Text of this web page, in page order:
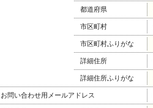
都道府県
市区町村
市区町村ふりがな
詳細住所
詳細住所ふりがな
お問い合わせ用メールアドレス